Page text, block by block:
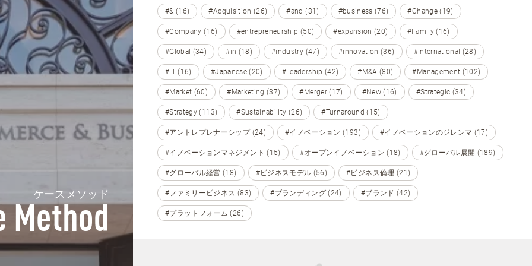
ケースメソッド
Method
#& (16) #Acquisition (26) #and (31) #business (76) #Change (19)
#Company (16) #entrepreneurship (50) #expansion (20) #Family (16)
#Global (34) #in (18) #industry (47) #innovation (36) #international (28)
#IT (16) #Japanese (20) #Leadership (42) #M&A (80) #Management (102)
#Market (60) #Marketing (37) #Merger (17) #New (16) #Strategic (34)
#Strategy (113) #Sustainability (26) #Turnaround (15)
#アントレプレナーシップ (24) #イノベーション (193) #イノベーションのジレンマ (17)
#イノベーションマネジメント (15) #オープンイノベーション (18) #グローバル展開 (189)
#グローバル経営 (18) #ビジネスモデル (56) #ビジネス倫理 (21)
#ファミリービジネス (83) #ブランディング (24) #ブランド (42)
#プラットフォーム (26)